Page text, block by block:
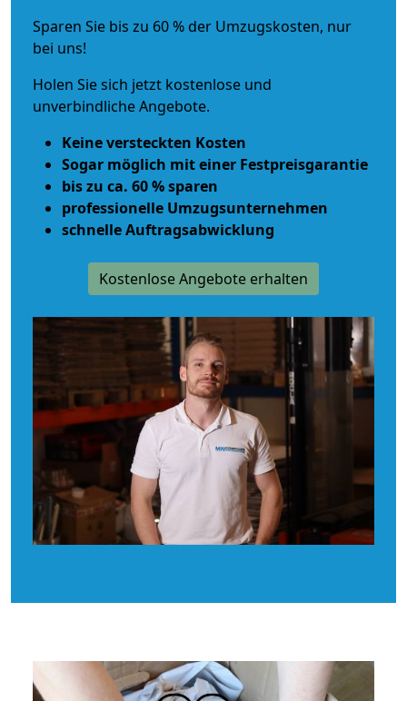
Sparen Sie bis zu 60 % der Umzugskosten, nur
bei uns!
Holen Sie sich jetzt kostenlose und
unverbindliche Angebote.
Keine versteckten Kosten
Sogar möglich mit einer Festpreisgarantie
bis zu ca. 60 % sparen
professionelle Umzugsunternehmen
schnelle Auftragsabwicklung
Kostenlose Angebote erhalten